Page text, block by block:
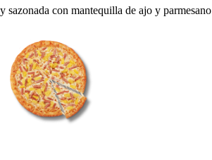
y sazonada con mantequilla de ajo y parmesano